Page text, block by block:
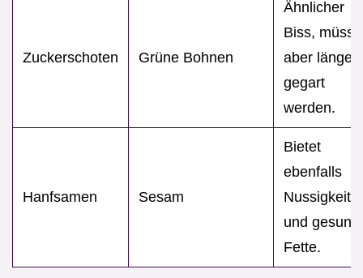
Zuckerschoten Grüne Bohnen
Ähnlicher
Biss,
aber länger
gegart
werden.
Hanfsamen Sesam
Bietet
ebenfalls
Nussigkeit
und
Fette.